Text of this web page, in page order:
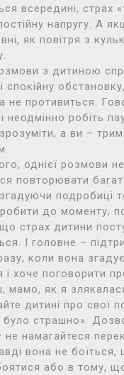
всередині, страх
напругу. А
як повітря з
з дитиною
спокійну
не противиться.
неодмінно робіть
а ви –
однієї розмови
повторювати
подробиці
до моменту,
що страх дитини
І головне –
коли вона
і хоче поговорити
мамо, як я
дитині про свої
страшно».
намагайтеся
вона не боїться,
або в тому,